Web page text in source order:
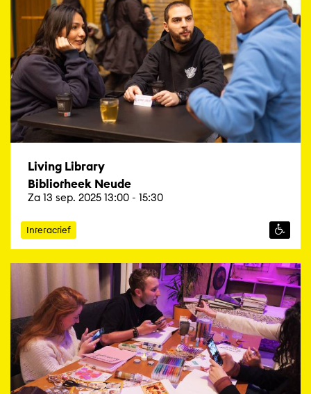
Living Library
Bibliotheek Neude
Za 13 sep. 2025 13:00 - 15:30
Interactief